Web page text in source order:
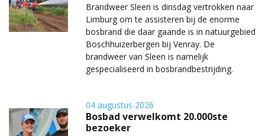
Brandweer Sleen is dinsdag vertrokken naar
Limburg om te assisteren bij de enorme
bosbrand die daar gaande is in natuurgebied
Boschhuizerbergen bij Venray. De
brandweer van Sleen is namelijk
gespecialiseerd in bosbrandbestrijding.
04 augustus 2026
Bosbad verwelkomt 20.000ste
bezoeker